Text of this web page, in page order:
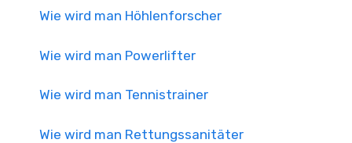
Wie wird man Höhlenforscher
Wie wird man Powerlifter
Wie wird man Tennistrainer
Wie wird man Rettungssanitäter